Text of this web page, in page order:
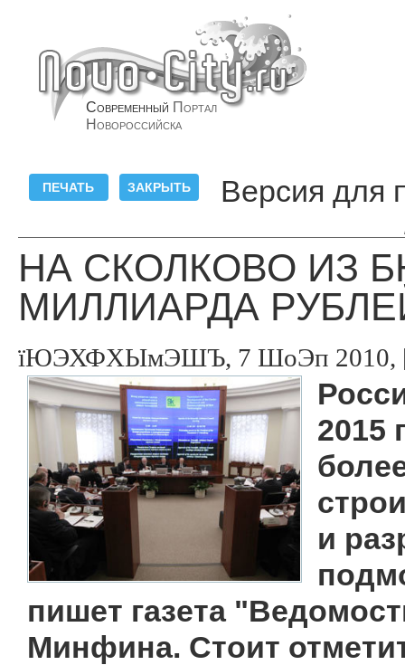
Современный Портал
Новороссийска
Версия для
НА СКОЛКОВО ИЗ
МИЛЛИАРДА
їЮЭХФХЫмЭШЪ, 7 ШоЭп 2010,
2015
и
пишет газета
Минфина. Стоит